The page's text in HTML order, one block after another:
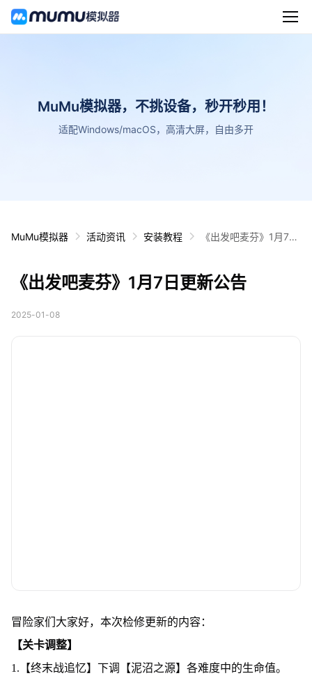
MuMu模拟器，不挑设备，秒开秒用！
适配Windows/macOS，高清大屏，自由多开
MuMu模拟器 活动资讯 安装教程
《出发吧麦芬》1月7日
《出发吧麦芬》1月7日更新公告
2025-01-08
冒险家们大家好，本次检修更新的内容：
【关卡调整】
1.【终末战追忆】下调【泥沼之源】各难度中的生命值。